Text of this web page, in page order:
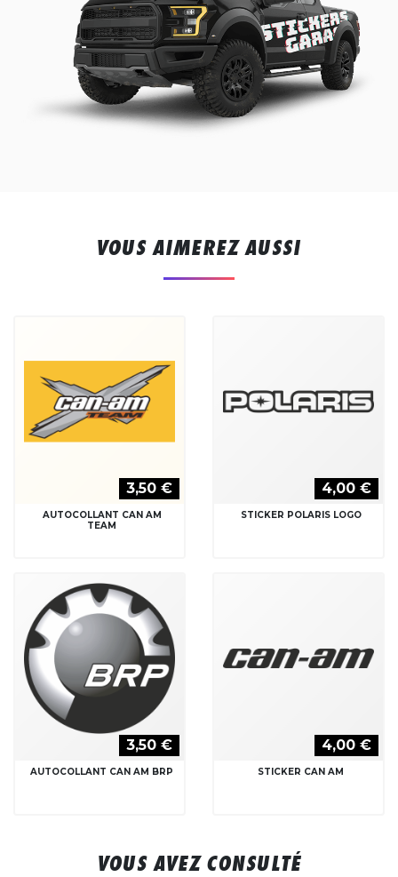
VOUS AIMEREZ AUSSI
3,50 €
AUTOCOLLANT CAN AM
TEAM
4,00 €
STICKER POLARIS LOGO
3,50 €
AUTOCOLLANT CAN AM BRP
4,00 €
STICKER CAN AM
VOUS AVEZ CONSULTÉ